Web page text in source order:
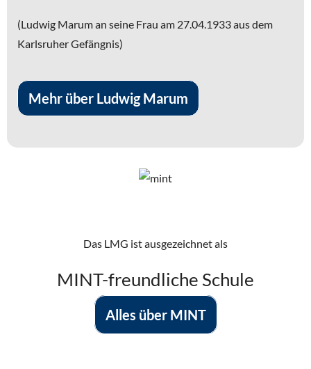
(Ludwig Marum an seine Frau am 27.04.1933 aus dem
Karlsruher Gefängnis)
Mehr über Ludwig Marum
Das LMG ist ausgezeichnet als
MINT-freundliche Schule
Alles über MINT